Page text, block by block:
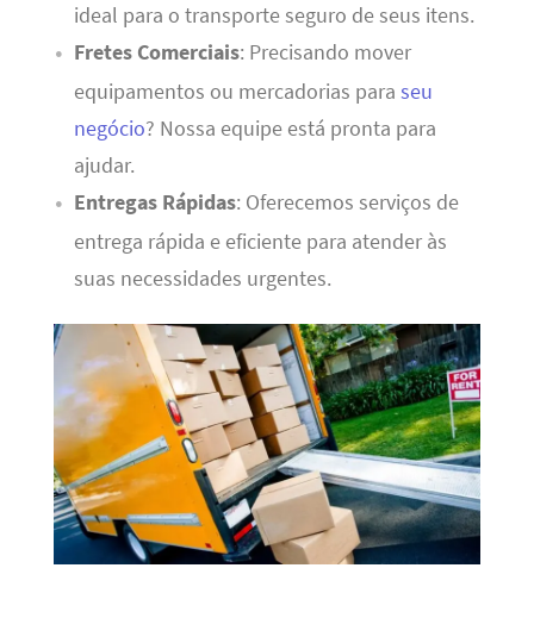
ideal para o transporte seguro de seus itens.
Fretes Comerciais: Precisando mover
equipamentos ou mercadorias para seu
negócio? Nossa equipe está pronta para
ajudar.
Entregas Rápidas: Oferecemos serviços de
entrega rápida e eficiente para atender às
suas necessidades urgentes.